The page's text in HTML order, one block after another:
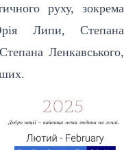
руху, зокрема
Липи, Степана
Ленкавського,